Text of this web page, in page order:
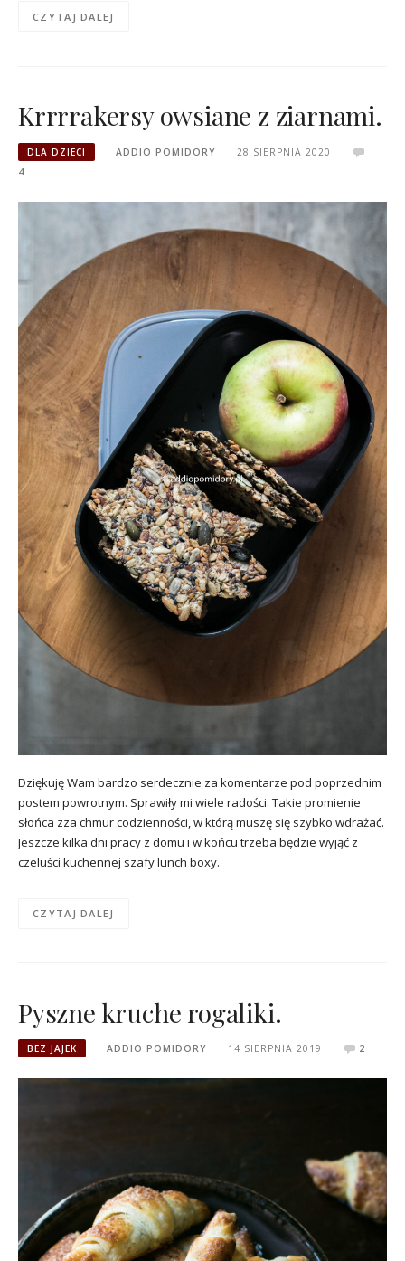
CZYTAJ DALEJ
Krrrrakersy owsiane z ziarnami.
DLA DZIECI ADDIO POMIDORY
28 SIERPNIA 2020
4
Dziękuję Wam bardzo serdecznie za komentarze pod poprzednim
postem powrotnym. Sprawiły mi wiele radości. Takie promienie
słońca zza chmur codzienności, w którą muszę się szybko wdrażać.
Jeszcze kilka dni pracy z domu i w końcu trzeba będzie wyjąć z
czeluści kuchennej szafy lunch boxy.
CZYTAJ DALEJ
Pyszne kruche rogaliki.
BEZ JAJEK ADDIO POMIDORY 14 SIERPNIA 2019 2